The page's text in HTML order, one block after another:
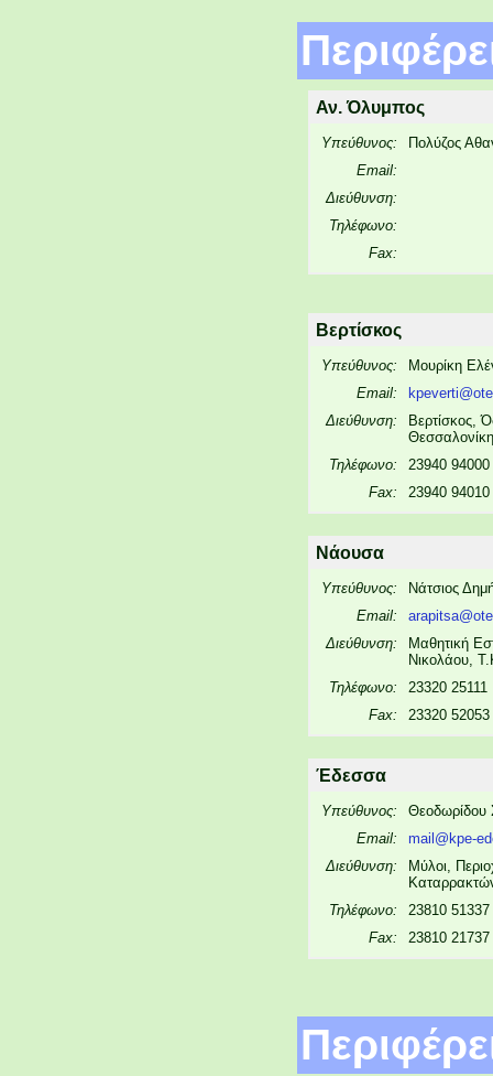
Αν. Όλυμπος
Υπεύθυνος:
Πολύζος
Email:
Διεύθυνση:
Τηλέφωνο:
Fax:
Βερτίσκος
Υπεύθυνος:
Μουρίκη
Email:
Διεύθυνση:
Βερτίσκος,
Τηλέφωνο:
23940 94000
Fax:
23940 94010
Νάουσα
Υπεύθυνος:
Νάτσιος
Email:
Διεύθυνση:
Μαθητική
Νικολάου,
Τηλέφωνο:
23320 25111
Fax:
23320 52053
Έδεσσα
Υπεύθυνος:
Θεοδωρίδου
Email:
mail@kpe-
Διεύθυνση:
Μύλοι,
Τηλέφωνο:
23810 51337
Fax:
23810 21737